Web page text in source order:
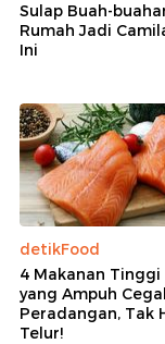
Sulap Buah-
Rumah Jadi
Ini
detikFood
4 Makanan
yang Ampuh
Peradangan, Tak
Telur!